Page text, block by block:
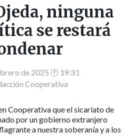
ninguna
se restará
de 2025 🕐 19:31
Cooperativa
Cooperativa que el sicariato de
por un gobierno extranjero
a nuestra soberanía y a los